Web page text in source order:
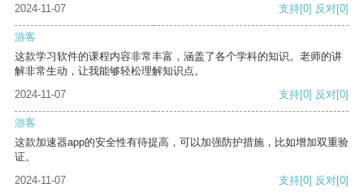
2024-11-07
支持[0] 反对[0]
游客
这款学习软件的课程内容非常丰富，涵盖了各个学科的知识。老师的讲
解非常生动，让我能够轻松理解知识点。
2024-11-07
支持[0] 反对[0]
游客
这款加速器app的安全性有待提高，可以加强防护措施，比如增加双重验
证。
2024-11-07
支持[0] 反对[0]